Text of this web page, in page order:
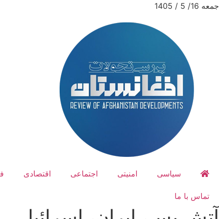
جمعه 16/ 5 / 1405
سیاسی امنیتی اجتماعی اقتصادی
تماس با ما